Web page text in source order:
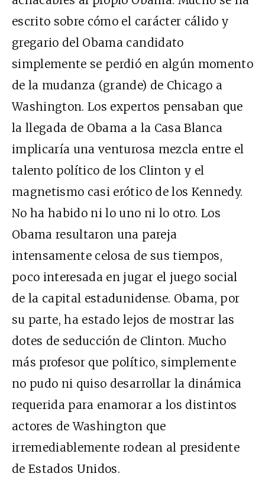
escrito sobre cómo el carácter cálido y
gregario del Obama candidato
simplemente se perdió en algún momento
de la mudanza (grande) de Chicago a
Washington. Los expertos pensaban que
la llegada de Obama a la Casa Blanca
implicaría una venturosa mezcla entre el
talento político de los Clinton y el
magnetismo casi erótico de los Kennedy.
No ha habido ni lo uno ni lo otro. Los
Obama resultaron una pareja
intensamente celosa de sus tiempos,
poco interesada en jugar el juego social
de la capital estadunidense. Obama, por
su parte, ha estado lejos de mostrar las
dotes de seducción de Clinton. Mucho
más profesor que político, simplemente
no pudo ni quiso desarrollar la dinámica
requerida para enamorar a los distintos
actores de Washington que
irremediablemente rodean al presidente
de Estados Unidos.